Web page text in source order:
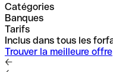
Catégories
Banques
Tarifs
Inclus dans tous les
Trouver la meilleure offre